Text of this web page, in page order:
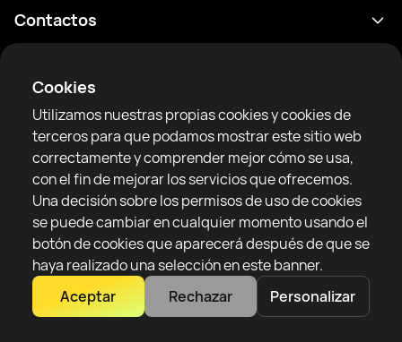
Cookies
Utilizamos nuestras propias cookies y cookies de
terceros para que podamos mostrar este sitio web
correctamente y comprender mejor cómo se usa,
con el fin de mejorar los servicios que ofrecemos.
Una decisión sobre los permisos de uso de cookies
se puede cambiar en cualquier momento usando el
botón de cookies que aparecerá después de que se
haya realizado una selección en este banner.
Aceptar
Rechazar Personalizar
RTF United service limited
6 Burrows court, Liverpool, Reino Unido
Clasificaciones
Noticias
Artículos
Sparring Finder
Política de privacidad
Condiciones de uso
Reglas de la comunidad
Contactos